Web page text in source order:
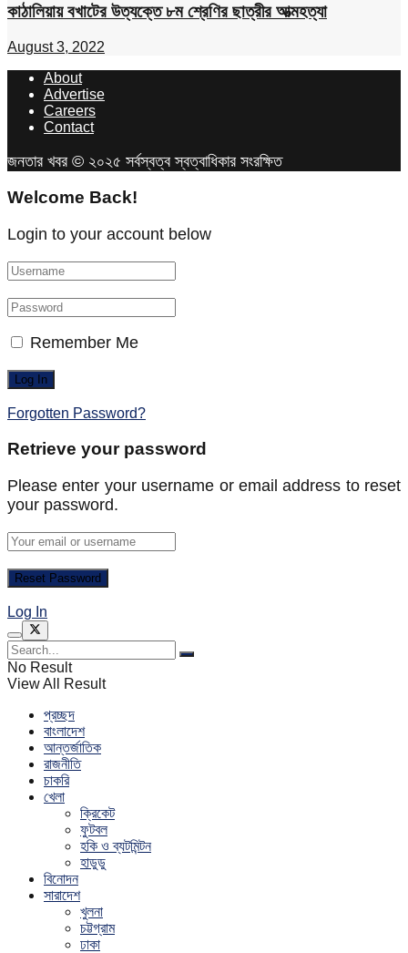
কাঠালিয়ায় বখাটের উত্যক্তে ৮ম শ্রেণির ছাত্রীর আত্মহত্যা
August 3, 2022
About
Advertise
Careers
Contact
জনতার খবর © ২০২৫ সর্বস্বত্ব স্বত্বাধিকার সংরক্ষিত
Welcome Back!
Login to your account below
Remember Me
Forgotten Password?
Retrieve your password
Please enter your username or email address to reset
your password.
Log In
No Result
View All Result
প্রচ্ছদ
বাংলাদেশ
আন্তর্জাতিক
রাজনীতি
চাকরি
খেলা
ক্রিকেট
ফুটবল
হকি ও ব্যটমিন্টন
হাডুডু
বিনোদন
সারাদেশ
খুলনা
চট্টগ্রাম
ঢাকা